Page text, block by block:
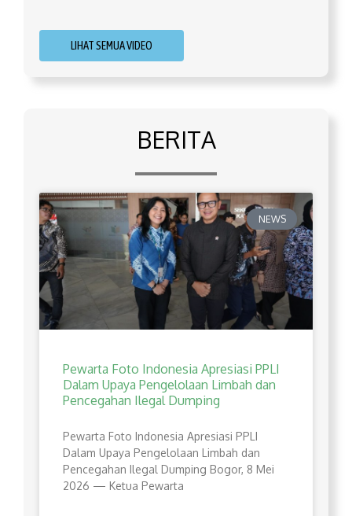
LIHAT SEMUA VIDEO
BERITA
NEWS
Pewarta Foto Indonesia Apresiasi PPLI
Dalam Upaya Pengelolaan Limbah dan
Pencegahan Ilegal Dumping
Pewarta Foto Indonesia Apresiasi PPLI
Dalam Upaya Pengelolaan Limbah dan
Pencegahan Ilegal Dumping Bogor, 8 Mei
2026 — Ketua Pewarta